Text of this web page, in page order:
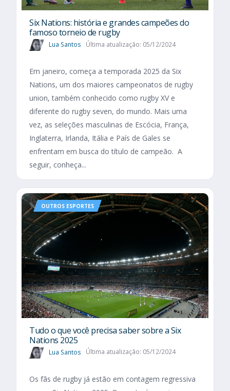
Six Nations​: história e grandes campeões do
famoso torneio de rugby
Lua Santos Última atualização: 05/12/2024
Em janeiro, começa a temporada 2025 da Six
Nations, um dos maiores campeonatos de rugby
union, também conhecido como rugby XV e
diferente do rugby seven, do mundo. Mais uma
vez, as seleções masculinas de Escócia, França,
Inglaterra, Irlanda, Itália e País de Gales se
enfrentam em busca do título de campeão. A
seguir, conheça...
OUTROS ESPORTES
Tudo o que você precisa saber sobre a Six
Nations 2025​
Lua Santos Última atualização: 05/12/2024
Os fãs de rugby já estão em contagem regressiva